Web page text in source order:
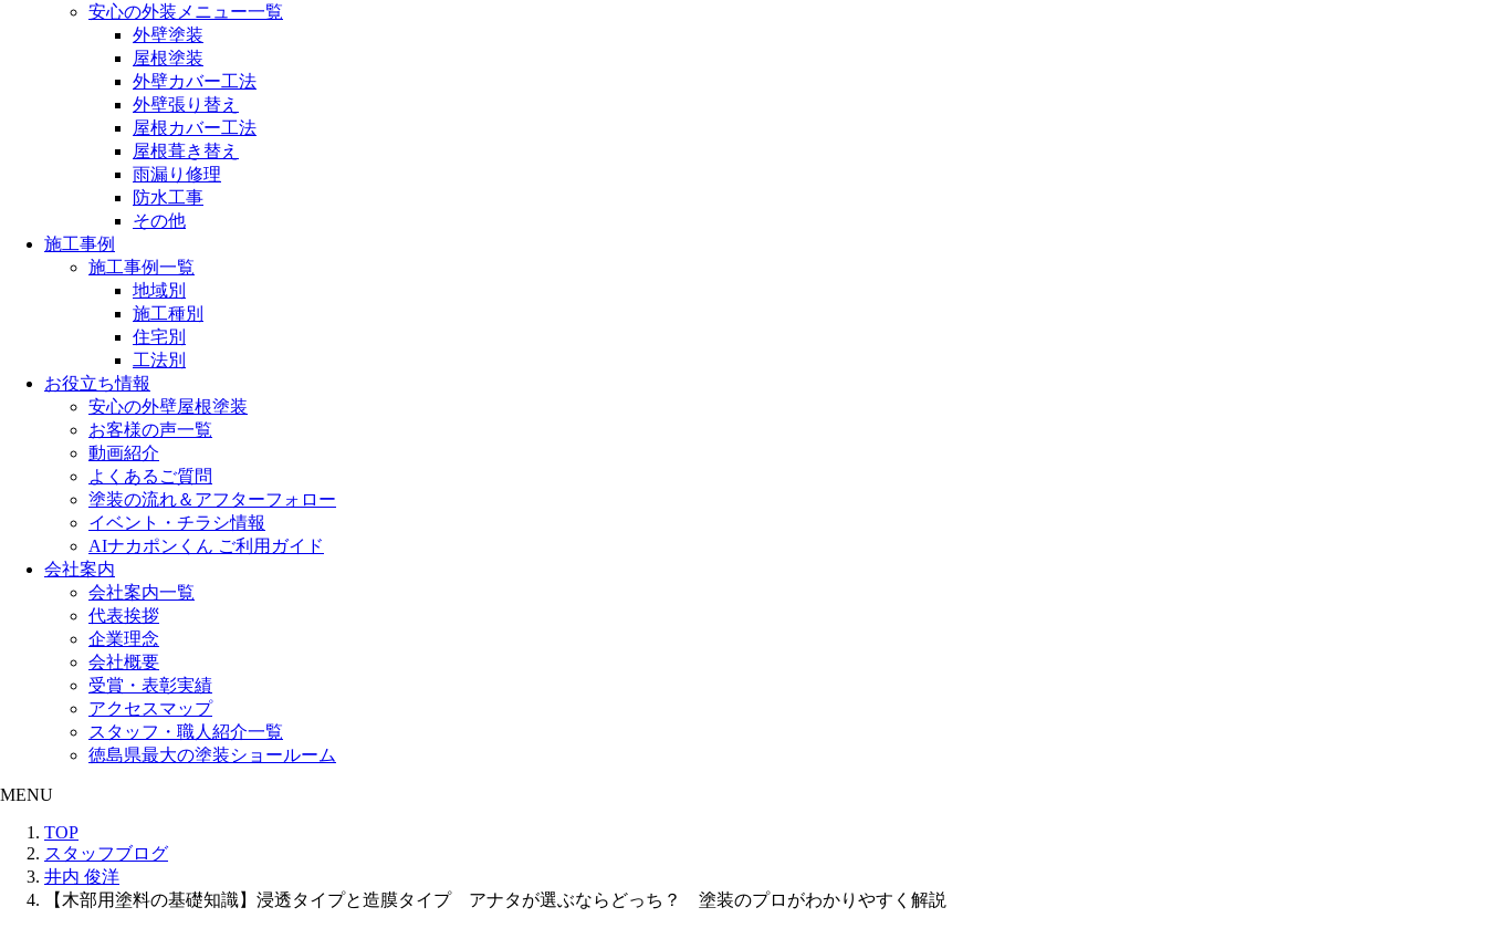
安心の外装メニュー一覧
外壁塗装
屋根塗装
外壁カバー工法
外壁張り替え
屋根カバー工法
屋根葺き替え
雨漏り修理
防水工事
その他
施工事例
施工事例一覧
地域別
施工種別
住宅別
工法別
お役立ち情報
安心の外壁屋根塗装
お客様の声一覧
動画紹介
よくあるご質問
塗装の流れ＆アフターフォロー
イベント・チラシ情報
AIナカポンくん ご利用ガイド
会社案内
会社案内一覧
代表挨拶
企業理念
会社概要
受賞・表彰実績
アクセスマップ
スタッフ・職人紹介一覧
徳島県最大の塗装ショールーム
MENU
TOP
スタッフブログ
井内 俊洋
【木部用塗料の基礎知識】浸透タイプと造膜タイプ アナタが選ぶならどっち？ 塗装のプロがわかりやすく解説